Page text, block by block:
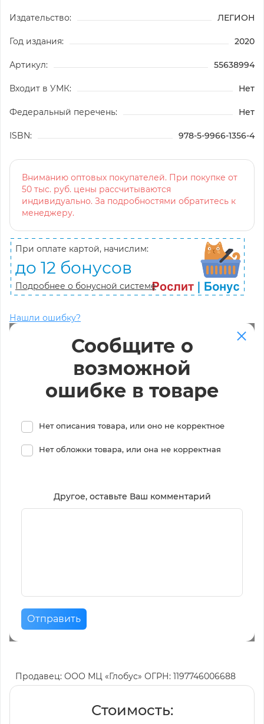
Издательство: ЛЕГИОН
Год издания: 2020
Артикул: 55638994
Входит в УМК: Нет
Федеральный перечень: Нет
ISBN: 978-5-9966-1356-4
Вниманию оптовых покупателей. При покупке от
50 тыс. руб. цены рассчитываются
индивидуально. За подробностями обратитесь к
менеджеру.
При оплате картой, начислим:
до 12 бонусов
Подробнее о бонусной системе
Нашли ошибку?
Сообщите о
возможной
ошибке в товаре
Нет описания товара, или оно не корректное
Нет обложки товара, или она не корректная
Другое, оставьте Ваш комментарий
Отправить
Продавец: ООО МЦ «Глобус» ОГРН: 1197746006688
Стоимость: